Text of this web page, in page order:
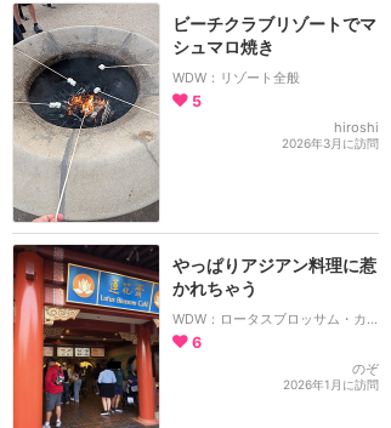
ビーチクラブリゾートでマ
シュマロ焼き
WDW：リゾート全般
5
hiroshi
2026年3月に訪問
やっぱりアジアン料理に惹
かれちゃう
WDW：ロータスブロッサム・カフェ
6
のぞ
2026年1月に訪問